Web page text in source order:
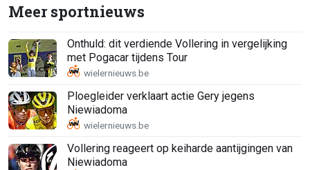
Meer sportnieuws
Onthuld: dit verdiende Vollering in vergelijking
met Pogacar tijdens Tour
Ploegleider verklaart actie Gery jegens
Niewiadoma
Vollering reageert op keiharde aantijgingen van
Niewiadoma